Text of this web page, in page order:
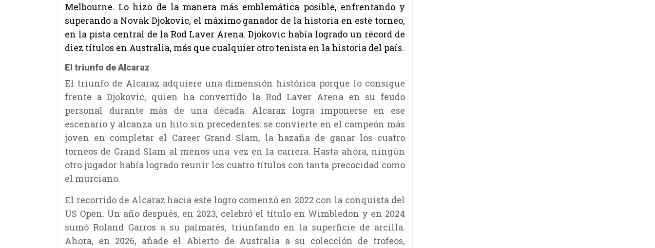
Melbourne. Lo hizo de la manera más emblemática posible, enfrentando y
superando a Novak Djokovic, el máximo ganador de la historia en este torneo,
en la pista central de la Rod Laver Arena. Djokovic había logrado un récord de
diez títulos en Australia, más que cualquier otro tenista en la historia del país.
El triunfo de Alcaraz
El triunfo de Alcaraz adquiere una dimensión histórica porque lo consigue
frente a Djokovic, quien ha convertido la Rod Laver Arena en su feudo
personal durante más de una década. Alcaraz logra imponerse en ese
escenario y alcanza un hito sin precedentes: se convierte en el campeón más
joven en completar el Career Grand Slam, la hazaña de ganar los cuatro
torneos de Grand Slam al menos una vez en la carrera. Hasta ahora, ningún
otro jugador había logrado reunir los cuatro títulos con tanta precocidad como
el murciano.
El recorrido de Alcaraz hacia este logro comenzó en 2022 con la conquista del
US Open. Un año después, en 2023, celebró el título en Wimbledon y en 2024
sumó Roland Garros a su palmarés, triunfando en la superficie de arcilla.
Ahora, en 2026, añade el Abierto de Australia a su colección de trofeos,